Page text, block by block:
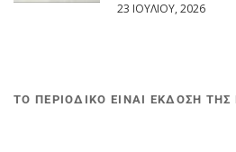
23 ΙΟΥΛΊΟΥ, 2026
ΤΟ ΠΕΡΙΟΔΙΚΟ ΕΙΝΑΙ ΕΚΔΟΣΗ ΤΗΣ